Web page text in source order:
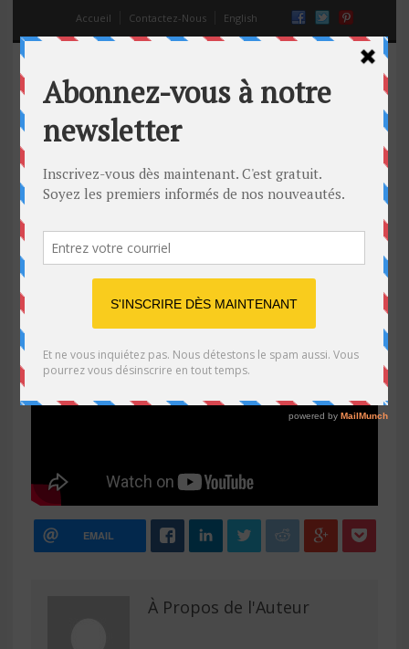
Accueil Contactez-Nous English
ses pantalons en live!
07 Sep 2014 Off drôle,video,virale
EMAIL
À Propos de l'Auteur